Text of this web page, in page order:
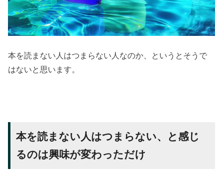
本を読まない人はつまらない人なのか、というとそうで
はないと思います。
本を読まない人はつまらない、と感じ
るのは興味が変わっただけ